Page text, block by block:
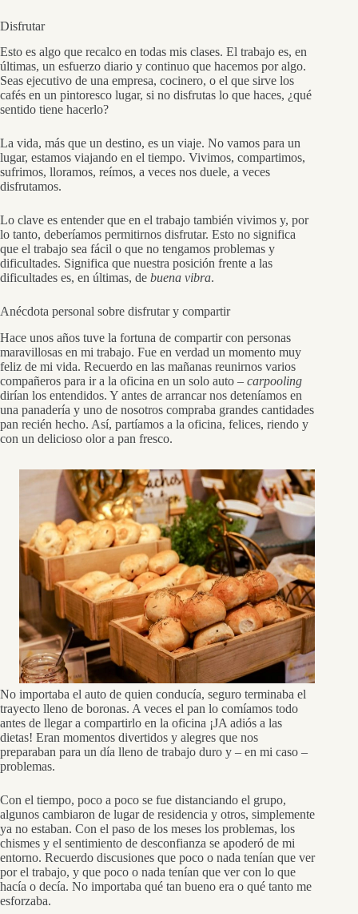
Disfrutar
Esto es algo que recalco en todas mis clases. El trabajo es, en
últimas, un esfuerzo diario y continuo que hacemos por algo.
Seas ejecutivo de una empresa, cocinero, o el que sirve los
cafés en un pintoresco lugar, si no disfrutas lo que haces, ¿qué
sentido tiene hacerlo?
La vida, más que un destino, es un viaje. No vamos para un
lugar, estamos viajando en el tiempo. Vivimos, compartimos,
sufrimos, lloramos, reímos, a veces nos duele, a veces
disfrutamos.
Lo clave es entender que en el trabajo también vivimos y, por
lo tanto, deberíamos permitirnos disfrutar. Esto no significa
que el trabajo sea fácil o que no tengamos problemas y
dificultades. Significa que nuestra posición frente a las
dificultades es, en últimas, de buena vibra.
Anécdota personal sobre disfrutar y compartir
Hace unos años tuve la fortuna de compartir con personas
maravillosas en mi trabajo. Fue en verdad un momento muy
feliz de mi vida. Recuerdo en las mañanas reunirnos varios
compañeros para ir a la oficina en un solo auto – carpooling
dirían los entendidos. Y antes de arrancar nos deteníamos en
una panadería y uno de nosotros compraba grandes cantidades
pan recién hecho. Así, partíamos a la oficina, felices, riendo y
con un delicioso olor a pan fresco.
No importaba el auto de quien conducía, seguro terminaba el
trayecto lleno de boronas. A veces el pan lo comíamos todo
antes de llegar a compartirlo en la oficina ¡JA adiós a las
dietas! Eran momentos divertidos y alegres que nos
preparaban para un día lleno de trabajo duro y – en mi caso –
problemas.
Con el tiempo, poco a poco se fue distanciando el grupo,
algunos cambiaron de lugar de residencia y otros, simplemente
ya no estaban. Con el paso de los meses los problemas, los
chismes y el sentimiento de desconfianza se apoderó de mi
entorno. Recuerdo discusiones que poco o nada tenían que ver
por el trabajo, y que poco o nada tenían que ver con lo que
hacía o decía. No importaba qué tan bueno era o qué tanto me
esforzaba.